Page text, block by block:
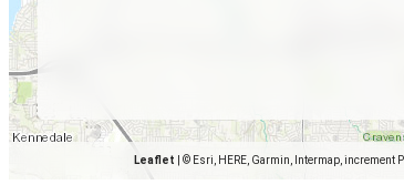
Leaflet © Esri, HERE, Garmin, Intermap, increment